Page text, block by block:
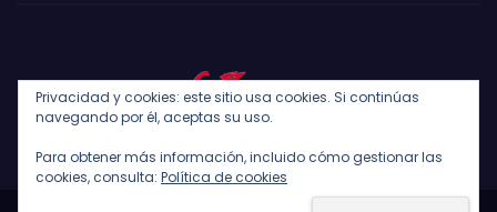
Privacidad y cookies: este sitio usa cookies. Si continúas
navegando por él, aceptas su uso.
Para obtener más información, incluido cómo gestionar las
cookies, consulta: Política de cookies